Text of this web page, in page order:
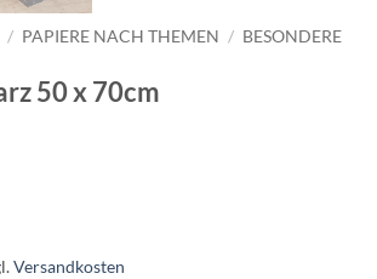
/ PAPIERE NACH THEMEN / BESONDERE
50 x 70cm
Versandkosten